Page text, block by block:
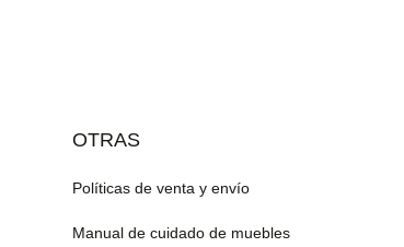
OTRAS
Políticas de venta y envío
Manual de cuidado de muebles